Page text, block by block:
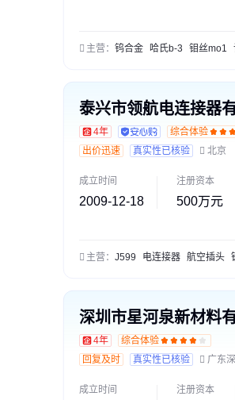
主营： 钨合金 哈氏b-3 钼丝mo1
泰兴市领航电连接器
4年 综合体验
出价迅速 真实性已核验 北京
成立时间
2009-12-18
注册资本
500万元
主营： J599 电连接器 航空插头
深圳市星河泉新材料
4年 综合体验
回复及时 真实性已核验 广东
成立时间 注册资本